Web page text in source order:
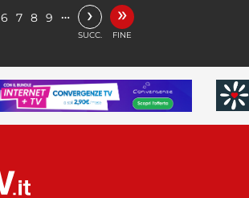
6 7 8 9 … ›
SUCC.
»
FINE